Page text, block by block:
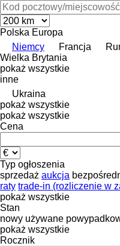
Polska Europa
Niemcy
Francja
Wielka Brytania
pokaż wszystkie
inne
Ukraina
pokaż wszystkie
pokaż wszystkie
Cena
Typ ogłoszenia
sprzedaż aukcja
raty trade-in (rozliczenie w
pokaż wszystkie
Stan
nowy używane
pokaż wszystkie
Rocznik